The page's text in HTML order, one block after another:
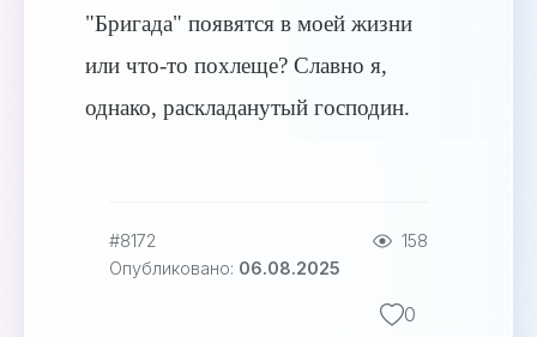
"Бригада" появятся в моей жизни
или что-то похлеще? Славно я,
однако, раскладанутый господин.
#8172
158
Опубликовано: 06.08.2025
0